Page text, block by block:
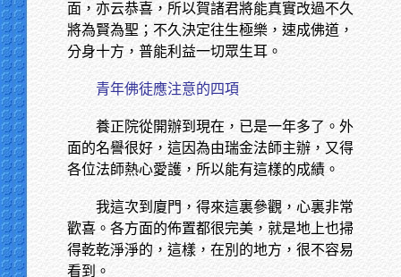
面，亦云恭喜，所以賀諸君將能真實改過不久
將為賢為聖；不久決定往生極樂，速成佛道，
分身十方，普能利益一切眾生耳。
青年佛徒應注意的四項
養正院從開辦到現在，已是一年多了。外
面的名譽很好，這因為由瑞金法師主辦，又得
各位法師熱心愛護，所以能有這樣的成績。
我這次到廈門，得來這裏參觀，心裏非常
歡喜。各方面的佈置都很完美，就是地上也掃
得乾乾淨淨的，這樣，在別的地方，很不容易
看到。